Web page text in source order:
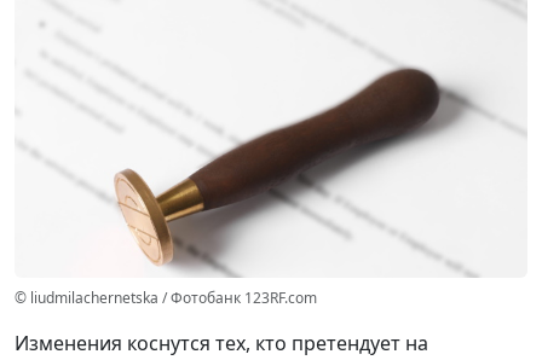
© liudmilachernetska / Фотобанк 123RF.com
Изменения коснутся тех, кто претендует на